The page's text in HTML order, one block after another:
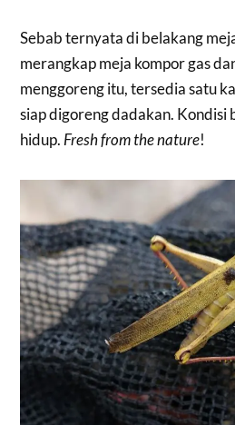
Sebab ternyata di belakang
merangkap meja kompor gas
menggoreng itu, tersedia satu
siap digoreng dadakan. Kondisi
hidup. Fresh from the nature!